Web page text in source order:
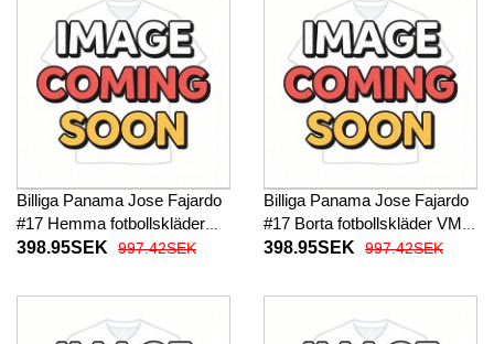
Billiga Panama Jose Fajardo
#17 Hemma fotbollskläder
VM 2026 Kortärmad
398.95SEK 997.42SEK
Billiga Panama Jose Fajardo
#17 Borta fotbollskläder VM
2026 Kortärmad
398.95SEK 997.42SEK